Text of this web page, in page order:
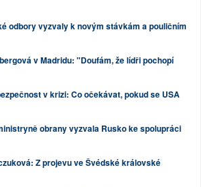
odbory vyzvaly k novým stávkám a pouličním
v Madridu: "Doufám, že lídři pochopí
v krizi: Co očekávat, pokud se USA
obrany vyzvala Rusko ke spolupráci
Z projevu ve Švédské královské